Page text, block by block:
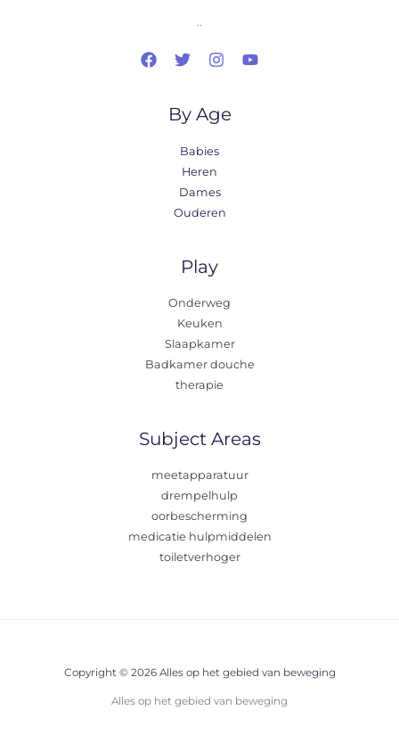
..
By Age
Babies
Heren
Dames
Ouderen
Play
Onderweg
Keuken
Slaapkamer
Badkamer douche
therapie
Subject Areas
meetapparatuur
drempelhulp
oorbescherming
medicatie hulpmiddelen
toiletverhoger
Copyright © 2026 Alles op het gebied van beweging
Alles op het gebied van beweging